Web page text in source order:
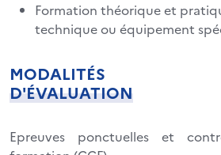
Formation théorique et
technique ou équipement
MODALITÉS
D'ÉVALUATION
Epreuves ponctuelles et